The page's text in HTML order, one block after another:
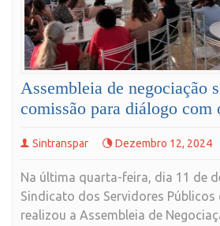
Assembleia de negociação
comissão para diálogo com
Sintranspar Dezembro 12, 2024
Na última quarta-feira, dia 11 de
Sindicato dos Servidores Públicos
realizou a Assembleia de